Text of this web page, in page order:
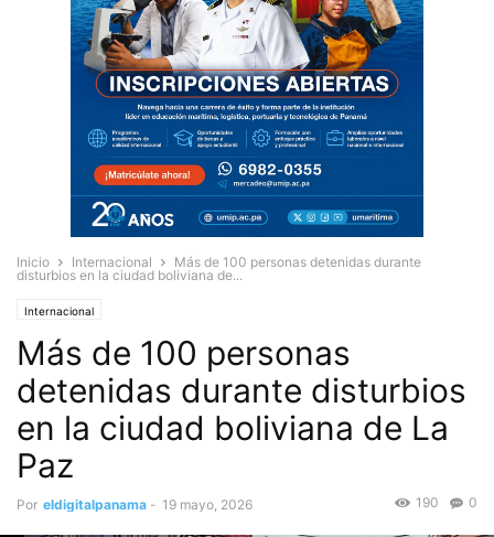
Inicio Internacional
Más de 100 personas detenidas durante
disturbios en la ciudad boliviana de...
Internacional
Más de 100 personas
detenidas durante disturbios
en la ciudad boliviana de La
Paz
Por eldigitalpanama - 19 mayo, 2026 0
190